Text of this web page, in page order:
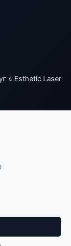
» Esthetic Laser